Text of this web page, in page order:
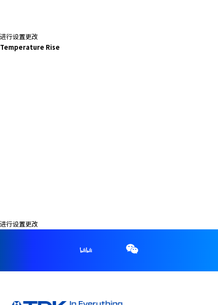
进行设置更改
Temperature Rise
进行设置更改